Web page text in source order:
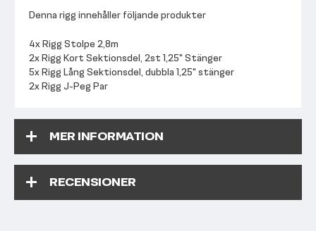
Denna rigg innehåller följande produkter
4x Rigg Stolpe 2,8m
2x Rigg Kort Sektionsdel, 2st 1,25" Stänger
5x Rigg Lång Sektionsdel, dubbla 1,25" stänger
2x Rigg J-Peg Par
MER INFORMATION
RECENSIONER